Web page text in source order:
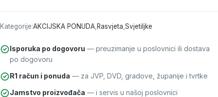
Kategorije:AKCIJSKA PONUDA Rasvjeta Svjetiljke
Isporuka po dogovoru — preuzimanje u poslovnici ili dostava
po dogovoru
R1 račun i ponuda — za JVP, DVD, gradove, županije i tvrtke
Jamstvo proizvođača — i servis u našoj poslovnici